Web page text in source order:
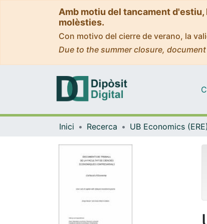
Amb motiu del tancament
molèsties.
Con motivo del cierre de verano, la
Due to the summer closure,
Inici Recerca UB Economics (ERE)